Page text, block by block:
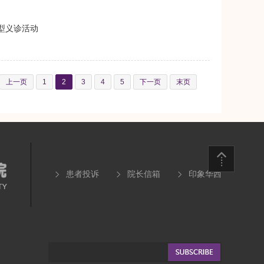
义诊活动
上一页 1 2 3 4 5 下一页 末页
患者投诉 院长信箱 印象华西